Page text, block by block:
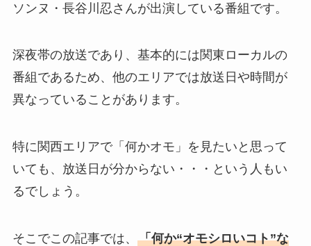
ソンヌ・長谷川忍さんが出演している番組です。
深夜帯の放送であり、基本的には関東ローカルの
番組であるため、他のエリアでは放送日や時間が
異なっていることがあります。
特に関西エリアで「何かオモ」を見たいと思って
いても、放送日が分からない・・・という人もい
るでしょう。
そこでこの記事では、 「何か“オモシロいコト”な